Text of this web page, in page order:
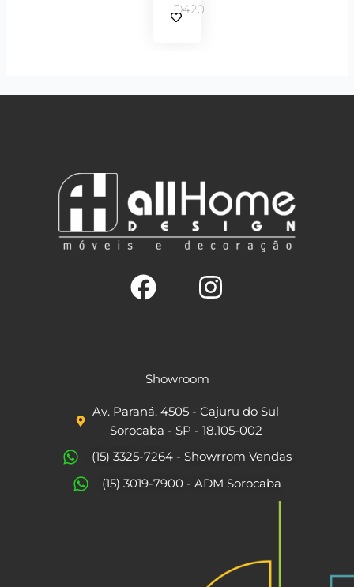
D420
c
e
b
o
o
t
a
g
r
Showroom
Av. Paraná, 4505 - Cajuru do Sul
Sorocaba - SP - 18.105-002
(15) 3325-7264 - Showrrom Vendas
(15) 3019-7900 - ADM Sorocaba